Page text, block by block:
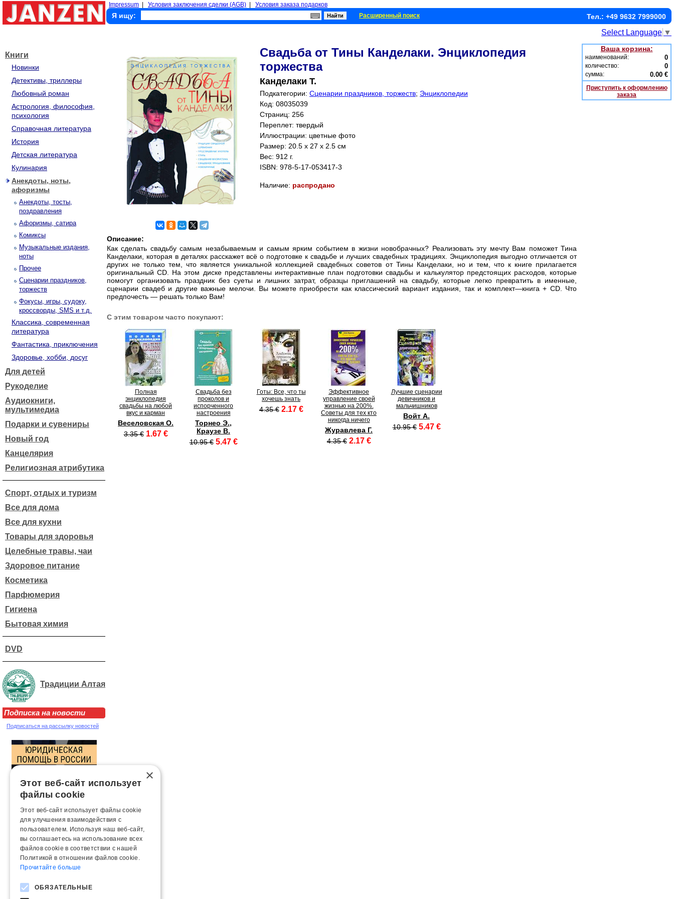
Impressum Условия заключения сделки (AGB) Условия заказа подарков
Я ищу: Расширенный поиск Тел.: +49 9632 7999000
Select Language ▼
Книги
Новинки
Детективы, триллеры
Любовный роман
Астрология, философия,
психология
Справочная литература
История
Детская литература
Кулинария
Анекдоты, ноты,
афоризмы
Анекдоты, тосты,
поздравления
Афоризмы, сатира
Комиксы
Музыкальные издания,
ноты
Прочее
Сценарии праздников,
торжеств
Фокусы, игры, судоку,
кроссворды, SMS и т.д.
Классика, современная
литература
Фантастика, приключения
Здоровье, хобби, досуг
Для детей
Рукоделие
Аудиокниги,
мультимедиа
Подарки и сувениры
Новый год
Канцелярия
Религиозная атрибутика
Спорт, отдых и туризм
Все для дома
Все для кухни
Товары для здоровья
Целебные травы, чаи
Здоровое питание
Косметика
Парфюмерия
Гигиена
Бытовая химия
DVD
Традиции Алтая
Подписка на новости
Подписаться на рассылку новостей
Свадьба от Тины Канделаки. Энциклопедия
торжества
Канделаки Т.
Подкатегории: Сценарии праздников, торжеств; Энциклопедии
Код: 08035039
Страниц: 256
Переплет: твердый
Иллюстрации: цветные фото
Размер: 20.5 x 27 x 2.5 см
Вес: 912 г.
ISBN: 978-5-17-053417-3
Наличие: распродано
Описание:
Как сделать свадьбу самым незабываемым и самым ярким событием в жизни новобрачных? Реализовать эту мечту Вам поможет Тина
Канделаки, которая в деталях расскажет всё о подготовке к свадьбе и лучших свадебных традициях. Энциклопедия выгодно отличается от
других не только тем, что является уникальной коллекцией свадебных советов от Тины Канделаки, но и тем, что к книге прилагается
оригинальный CD. На этом диске представлены интерактивные план подготовки свадьбы и калькулятор предстоящих расходов, которые
помогут организовать праздник без суеты и лишних затрат, образцы приглашений на свадьбу, которые легко превратить в именные,
сценарии свадеб и другие важные мелочи. Вы можете приобрести как классический вариант издания, так и комплект—книга + CD. Что
предпочесть — решать только Вам!
С этим товаром часто покупают:
Полная
энциклопедия
свадьбы на любой
вкус и карман
Веселовская О.
3.35 € 1.67 €
Свадьба без
проколов и
испорченного
настроения
Торнео Э.,
Краузе В.
10.95 € 5.47 €
Готы: Все, что ты
хочешь знать
4.35 € 2.17 €
Эффективное
управление своей
жизнью на 200%.
Советы для тех кто
никогда ничего
Журавлева Г.
4.35 € 2.17 €
Лучшие сценарии
девичников и
мальчишников
Войт А.
10.95 € 5.47 €
Ваша корзина:
наименований: 0
количество: 0
сумма: 0.00 €
Приступить к оформлению
заказа
×
Этот веб-сайт использует
файлы cookie
Этот веб-сайт использует файлы cookie
для улучшения взаимодействия с
пользователем. Используя наш веб-сайт,
вы соглашаетесь на использование всех
файлов cookie в соответствии с нашей
Политикой в ​​отношении файлов cookie.
Прочитайте больше
ОБЯЗАТЕЛЬНЫЕ